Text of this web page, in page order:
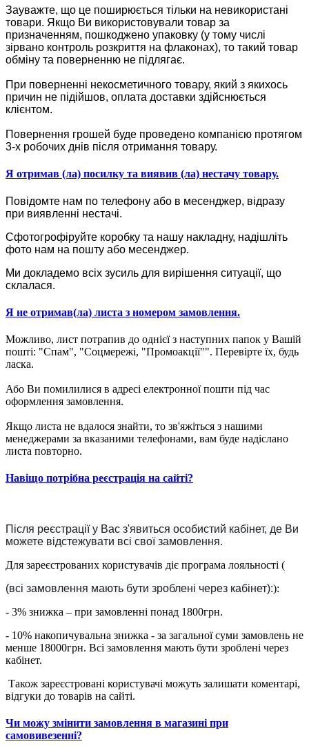
Зауважте, що це поширюється тільки на невикористані
товари. Якщо Ви використовували товар за
призначенням, пошкоджено упаковку (у тому числі
зірвано контроль розкриття на флаконах), то такий товар
обміну та поверненню не підлягає.
При поверненні некосметичного товару, який з якихось
причин не підійшов, оплата доставки здійснюється
клієнтом.
Повернення грошей буде проведено компанією протягом
3-х робочих днів після отримання товару.
Я отримав (ла) посилку та виявив (ла) нестачу товару.
Повідомте нам по телефону або в месенджер, відразу
при виявленні нестачі.
Сфотогрофіруйте коробку та нашу накладну, надішліть
фото нам на пошту або месенджер.
Ми докладемо всіх зусиль для вирішення ситуації, що
склалася.
Я не отримав(ла) листа з номером замовлення.
Можливо, лист потрапив до однієї з наступних папок у Вашій
пошті: "Спам", "Соцмережі, "Промоакції"". Перевірте їх, будь
ласка.
Або Ви помилилися в адресі електронної пошти під час
оформлення замовлення.
Якщо листа не вдалося знайти, то зв'яжіться з нашими
менеджерами за вказаними телефонами, вам буде надіслано
листа повторно.
Навіщо потрібна реєстрація на сайті?
Після реєстрації у Вас з'явиться особистий кабінет, де Ви
можете відстежувати всі свої замовлення.
Для зареєстрованих користувачів діє програма лояльності (
(всі замовлення мають бути зроблені через кабінет):):
- 3% знижка – при замовленні понад 1800грн.
- 10% накопичувальна знижка - за загальної суми замовлень не
менше 18000грн. Всі замовлення мають бути зроблені через
кабінет.
Також зареєстровані користувачі можуть залишати коментарі,
відгуки до товарів на сайті.
Чи можу змінити замовлення в магазині при
самовивезенні?